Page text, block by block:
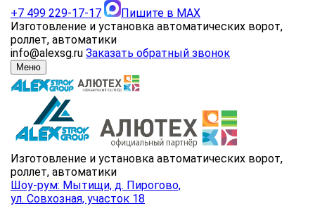
+7 499 229-17-17
Пишите в MAX
Изготовление и установка автоматических ворот,
роллет, автоматики
info@alexsg.ru Заказать обратный звонок
Меню
Изготовление и установка автоматических ворот,
роллет, автоматики
Шоу-рум: Мытищи, д. Пирогово,
ул. Совхозная, участок 18